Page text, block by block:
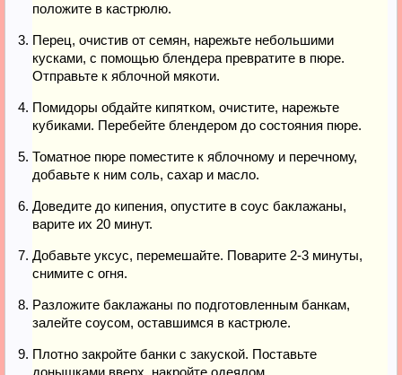
положите в кастрюлю.
Перец, очистив от семян, нарежьте небольшими
кусками, с помощью блендера превратите в пюре.
Отправьте к яблочной мякоти.
Помидоры обдайте кипятком, очистите, нарежьте
кубиками. Перебейте блендером до состояния пюре.
Томатное пюре поместите к яблочному и перечному,
добавьте к ним соль, сахар и масло.
Доведите до кипения, опустите в соус баклажаны,
варите их 20 минут.
Добавьте уксус, перемешайте. Поварите 2-3 минуты,
снимите с огня.
Разложите баклажаны по подготовленным банкам,
залейте соусом, оставшимся в кастрюле.
Плотно закройте банки с закуской. Поставьте
донышками вверх, накройте одеялом.